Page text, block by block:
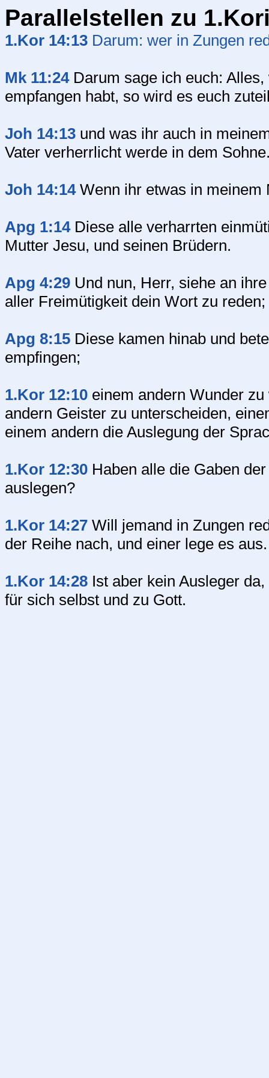
Parallelstellen zu
1.Kor 14:13 Darum: wer in Zungen
Mk 11:24Darum sage ich euch:
empfangen habt, so wird es euch
Joh 14:13 und was ihr auch in
Vater verherrlicht werde in dem
Joh 14:14Wenn ihr etwas in meinem
Apg 1:14Diese alle verharrten
Mutter Jesu, und seinen Brüdern.
Apg 4:29 Und nun, Herr, siehe an
aller Freimütigkeit dein Wort zu reden;
Apg 8:15 Diese kamen hinab und
empfingen;
1.Kor 12:10 einem andern Wunder
andern Geister zu unterscheiden,
einem andern die Auslegung der
1.Kor 12:30 Haben alle die Gaben
auslegen?
1.Kor 14:27 Will jemand in Zungen
der Reihe nach, und einer lege es aus.
1.Kor 14:28 Ist aber kein Ausleger
für sich selbst und zu Gott.